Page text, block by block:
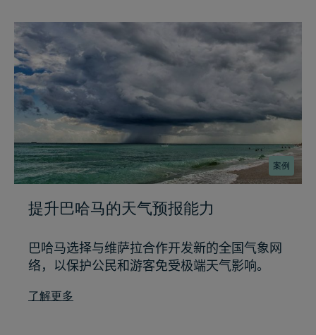
案例
提升巴哈马的天气预报能力
巴哈马选择与维萨拉合作开发新的全国气象网
络，以保护公民和游客免受极端天气影响。
了解更多